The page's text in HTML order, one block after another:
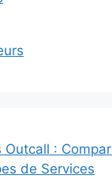
Outcall :
de Services